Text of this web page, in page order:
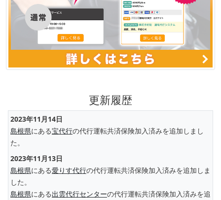
更新履歴
2023年11月14日
島根県にある宝代行の代行運転共済保険加入済みを追加しまし
た。
2023年11月13日
島根県にある愛りす代行の代行運転共済保険加入済みを追加しま
した。
島根県にある出雲代行センターの代行運転共済保険加入済みを追